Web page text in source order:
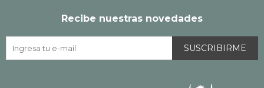
Recibe nuestras novedades
SUSCRIBIRME